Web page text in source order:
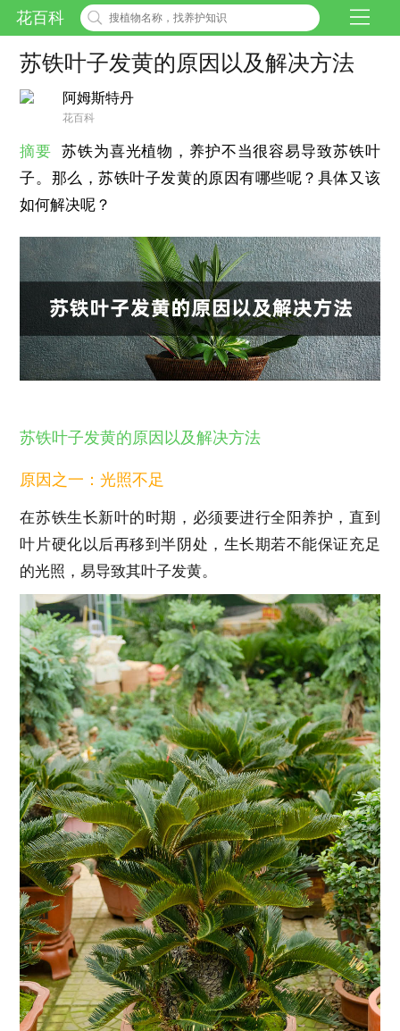
花百科
苏铁叶子发黄的原因以及解决方法
阿姆斯特丹
花百科
摘要
苏铁为喜光植物，养护不当很容易导致苏铁叶
子。那么，苏铁叶子发黄的原因有哪些呢？具体又该
如何解决呢？
苏铁叶子发黄的原因以及解决方法
原因之一：光照不足
在苏铁生长新叶的时期，必须要进行全阳养护，直到
叶片硬化以后再移到半阴处，生长期若不能保证充足
的光照，易导致其叶子发黄。